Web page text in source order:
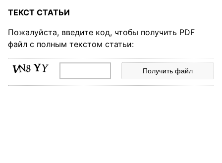
ТЕКСТ СТАТЬИ
Пожалуйста, введите код, чтобы получить PDF
файл с полным текстом статьи: